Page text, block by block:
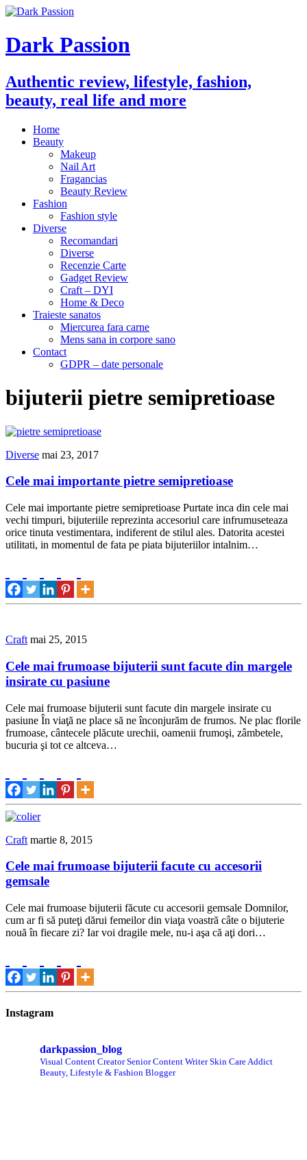
Dark Passion
Authentic review, lifestyle, fashion,
beauty, real life and more
Home
Beauty
Makeup
Nail Art
Fragancias
Beauty Review
Fashion
Fashion style
Diverse
Recomandari
Diverse
Recenzie Carte
Gadget Review
Craft – DYI
Home & Deco
Traieste sanatos
Miercurea fara carne
Mens sana in corpore sano
Contact
GDPR – date personale
bijuterii pietre semipretioase
Diverse mai 23, 2017
Cele mai importante pietre semipretioase
Cele mai importante pietre semipretioase Purtate inca din cele mai
vechi timpuri, bijuteriile reprezinta accesoriul care infrumuseteaza
orice tinuta vestimentara, indiferent de stilul ales. Datorita acestei
utilitati, in momentul de fata pe piata bijuteriilor intalnim…
Craft mai 25, 2015
Cele mai frumoase bijuterii sunt facute din margele
insirate cu pasiune
Cele mai frumoase bijuterii sunt facute din margele insirate cu
pasiune În viaţă ne place să ne înconjurăm de frumos. Ne plac florile
frumoase, cântecele plăcute urechii, oamenii frumoşi, zâmbetele,
bucuria şi tot ce altceva…
Craft martie 8, 2015
Cele mai frumoase bijuterii facute cu accesorii
gemsale
Cele mai frumoase bijuterii făcute cu accesorii gemsale Domnilor,
cum ar fi să puteţi dărui femeilor din viaţa voastră câte o bijuterie
nouă în fiecare zi? Iar voi dragile mele, nu-i aşa că aţi dori…
Instagram
darkpassion_blog
Visual Content CreatorSenior Content WriterSkin Care Addict
Beauty, Lifestyle & Fashion Blogger